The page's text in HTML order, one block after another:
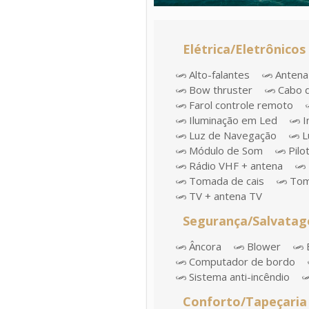
Elétrica/Eletrônicos
Alto-falantes
Bow thruster
Cabo
Farol controle remoto
Iluminação em Led
Luz de Navegação
Módulo de Som
Rádio VHF + antena
Tomada de cais
TV + antena TV
Segurança/
Âncora Blower
Computador de bordo
Sistema anti-incêndio
Conforto/Tapeçaria